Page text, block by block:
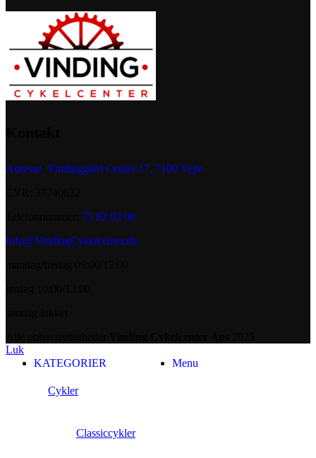
Adresse Vindinggård Center 17, 7100 Vejle
75 82 03 06
Info@VindingCykelcenter.dk
Luk
Menu
KATEGORIER
Cykler
Classiccykler